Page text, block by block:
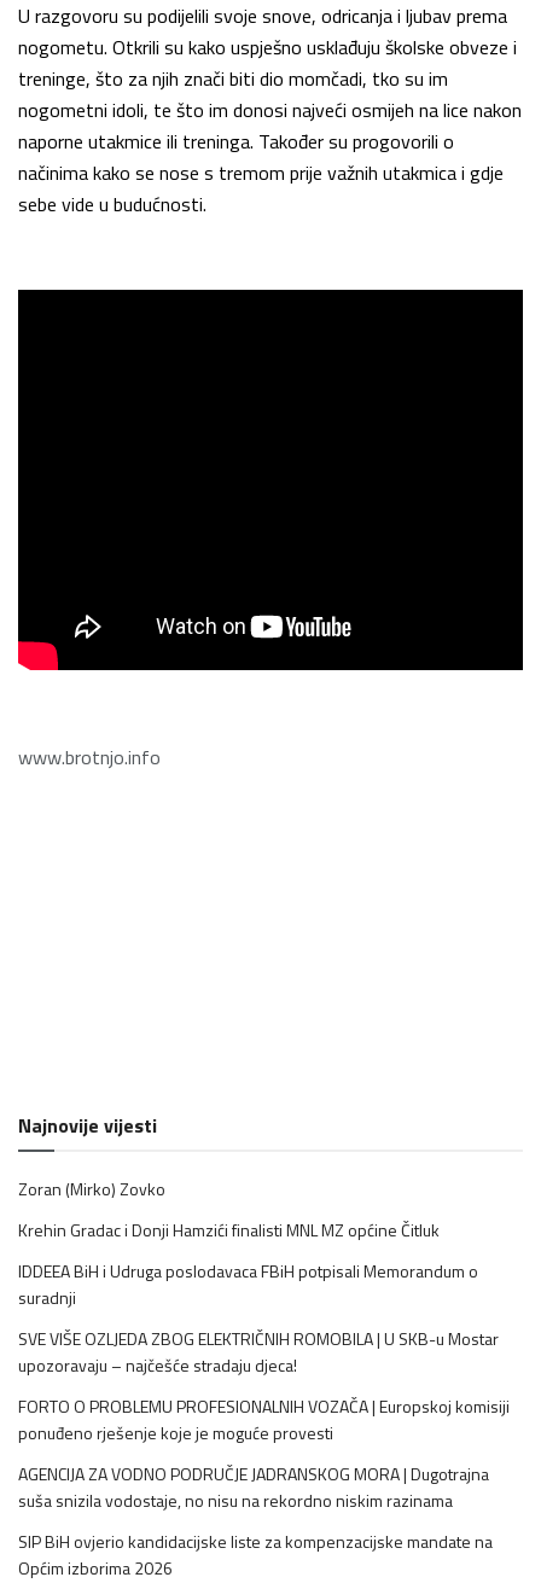
U razgovoru su podijelili svoje snove, odricanja i ljubav prema
nogometu. Otkrili su kako uspješno usklađuju školske obveze i
treninge, što za njih znači biti dio momčadi, tko su im
nogometni idoli, te što im donosi najveći osmijeh na lice nakon
naporne utakmice ili treninga. Također su progovorili o
načinima kako se nose s tremom prije važnih utakmica i gdje
sebe vide u budućnosti.
www.brotnjo.info
Najnovije vijesti
Zoran (Mirko) Zovko
Krehin Gradac i Donji Hamzići finalisti MNL MZ općine Čitluk
IDDEEA BiH i Udruga poslodavaca FBiH potpisali Memorandum o
suradnji
SVE VIŠE OZLJEDA ZBOG ELEKTRIČNIH ROMOBILA | U SKB-u Mostar
upozoravaju – najčešće stradaju djeca!
FORTO O PROBLEMU PROFESIONALNIH VOZAČA | Europskoj komisiji
ponuđeno rješenje koje je moguće provesti
AGENCIJA ZA VODNO PODRUČJE JADRANSKOG MORA | Dugotrajna
suša snizila vodostaje, no nisu na rekordno niskim razinama
SIP BiH ovjerio kandidacijske liste za kompenzacijske mandate na
Općim izborima 2026